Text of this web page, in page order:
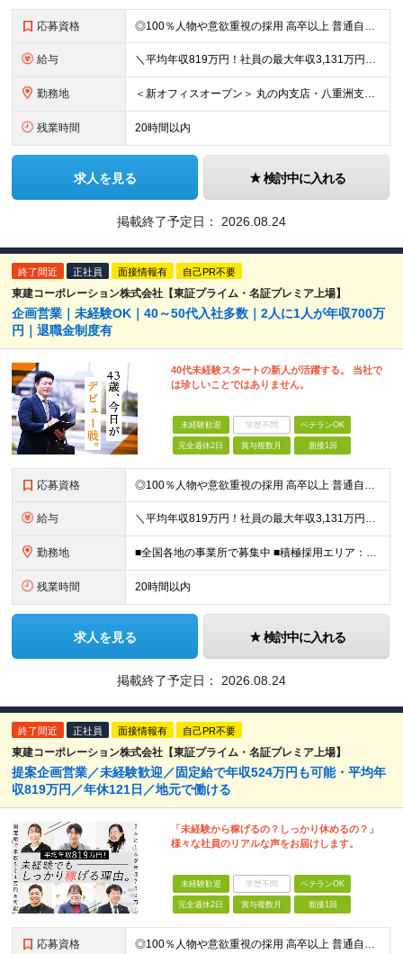
応募資格 ◎100％人物や意欲重視の採用 高卒以上 普通自動車第一種運転免許取得者（AT限定可） ★職歴は全く問いません！ 前向きにコツコツと向き合える方であれば結果がついてくるお仕事です。 現職・無職、正社
給与 ＼平均年収819万円！社員の最大年収3,131万円／ ＼2人に1人が年収700万円以上／ ＼5人に1人が年収1,000万円以上！／ 固定給だけで、年収524万円も可能！ インセンティブだけでなく固定給
勤務地 ＜新オフィスオープン＞ 丸の内支店・八重洲支店 東京都千代田区丸の内1丁目9-1 グラントウキョウノースタワーオフィス40階（東京ヘッドオフィス内） ★東京駅直結の新オフィスで雨にも濡れずに通勤♪
残業時間 20時間以内
求人を見る 検討中に入れる
掲載終了予定日： 2026.08.24
終了間近 正社員 面接情報有 自己PR不要
東建コーポレーション株式会社【東証プライム・名証プレミア上場】
企画営業｜未経験OK｜40～50代入社多数｜2人に1人が年収700万
円｜退職金制度有
40代未経験スタートの新人が活躍する。 当社で
は珍しいことではありません。
未経験歓迎 学歴不問 ベテランOK
完全週休2日 賞与複数月 面接1回
応募資格 ◎100％人物や意欲重視の採用 高卒以上 普通自動車第一種運転免許取得者（AT限定可） ★職歴は全く問いません！ 前向きにコツコツと向き合える方であれば結果がついてくるお仕事です。 現職・無職、正社
給与 ＼平均年収819万円！社員の最大年収3,131万円／ ＼2人に1人が年収700万円以上／ ＼5人に1人が年収1,000万円以上！／ 固定給だけで、年収524万円も可能！ インセンティブだけでなく固定給
勤務地 ■全国各地の事業所で募集中 ■積極採用エリア：東京・神奈川・埼玉・千葉・愛知 ※希望の勤務地で働ける！通勤可能な事業所を選定していきます ※地元に戻って働きたいUターン希望者も歓迎します！ ※社用車を
残業時間 20時間以内
求人を見る 検討中に入れる
掲載終了予定日： 2026.08.24
終了間近 正社員 面接情報有 自己PR不要
東建コーポレーション株式会社【東証プライム・名証プレミア上場】
提案企画営業／未経験歓迎／固定給で年収524万円も可能・平均年
収819万円／年休121日／地元で働ける
「未経験から稼げるの？しっかり休めるの？」
様々な社員のリアルな声をお届けします。
未経験歓迎 学歴不問 ベテランOK
完全週休2日 賞与複数月 面接1回
応募資格 ◎100％人物や意欲重視の採用 高卒以上 普通自動車第一種運転免許取得者（AT限定可） ★職歴は全く問いません！ 前向きにコツコツと向き合える方であれば結果がついてくるお仕事です。 現職・無職、正社